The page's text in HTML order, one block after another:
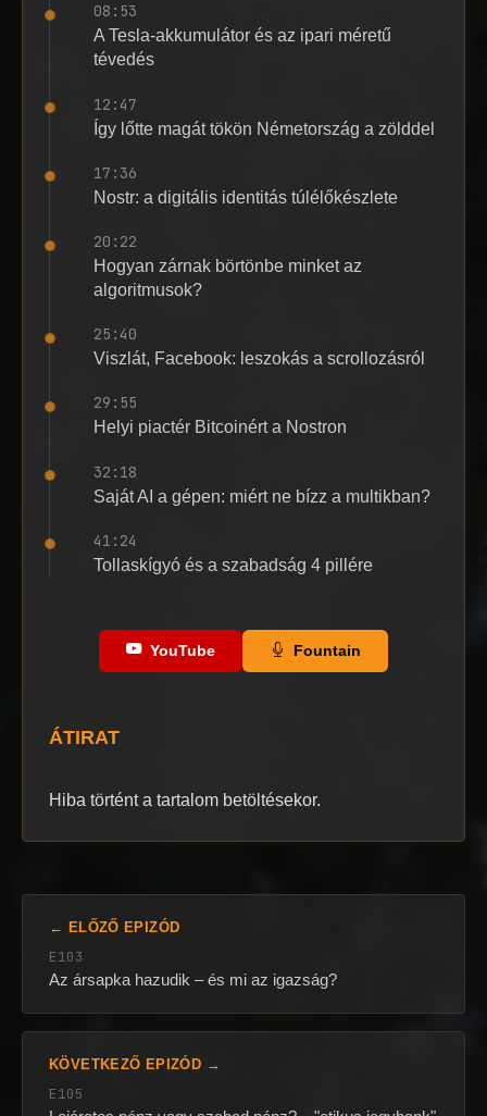
08:53
A Tesla-akkumulátor és az ipari méretű
tévedés
12:47
Így lőtte magát tökön Németország a zölddel
17:36
Nostr: a digitális identitás túlélőkészlete
20:22
Hogyan zárnak börtönbe minket az
algoritmusok?
25:40
Viszlát, Facebook: leszokás a scrollozásról
29:55
Helyi piactér Bitcoinért a Nostron
32:18
Saját AI a gépen: miért ne bízz a multikban?
41:24
Tollaskígyó és a szabadság 4 pillére
YouTube Fountain
ÁTIRAT
Hiba történt a tartalom betöltésekor.
← ELŐZŐ EPIZÓD
E103
Az ársapka hazudik – és mi az igazság?
KÖVETKEZŐ EPIZÓD →
E105